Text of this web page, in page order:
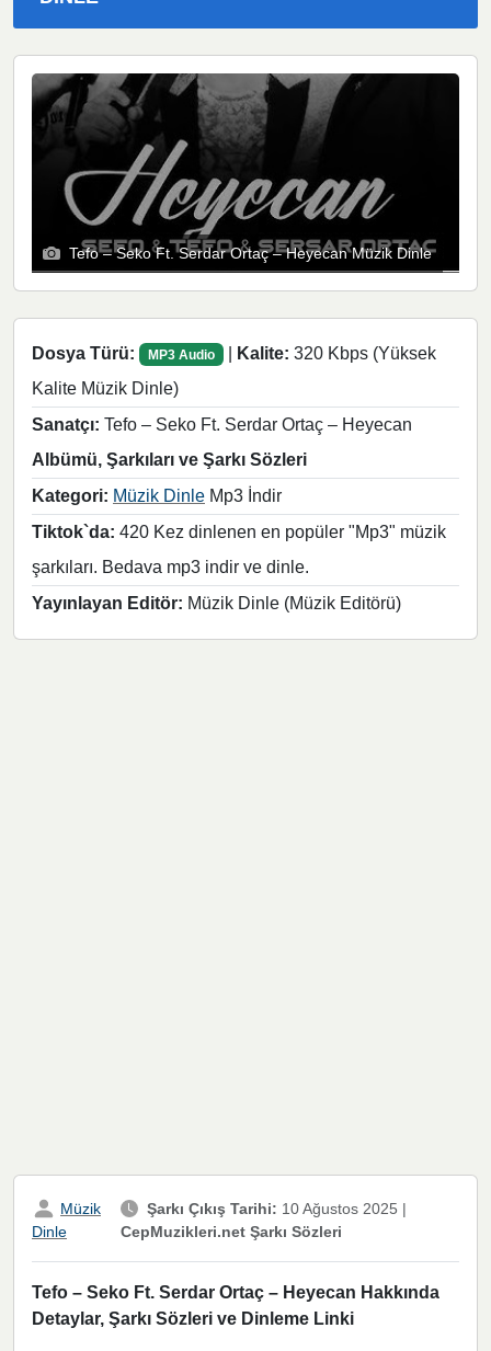
Tefo – Seko Ft. Serdar Ortaç – Heyecan Müzik Dinle
Dosya Türü: MP3 Audio | Kalite: 320 Kbps (Yüksek
Kalite Müzik Dinle)
Sanatçı: Tefo – Seko Ft. Serdar Ortaç – Heyecan
Albümü, Şarkıları ve Şarkı Sözleri
Kategori: Müzik Dinle Mp3 İndir
Tiktok`da: 420 Kez dinlenen en popüler "Mp3" müzik
şarkıları. Bedava mp3 indir ve dinle.
Yayınlayan Editör: Müzik Dinle (Müzik Editörü)
Müzik
Dinle
Şarkı Çıkış Tarihi: 10 Ağustos 2025 |
CepMuzikleri.net Şarkı Sözleri
Tefo – Seko Ft. Serdar Ortaç – Heyecan Hakkında
Detaylar, Şarkı Sözleri ve Dinleme Linki